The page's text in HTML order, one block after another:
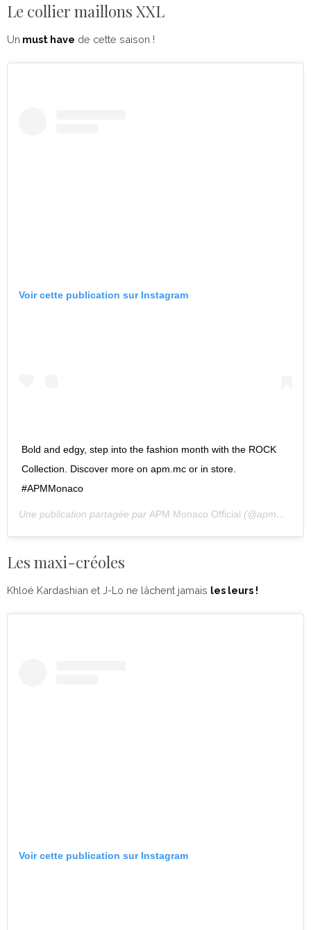
Le collier maillons XXL
Un must have de cette saison !
Voir cette publication sur Instagram
Bold and edgy, step into the fashion month with the ROCK
Collection. Discover more on apm.mc or in store.
#APMMonaco
Une publication partagée par APM Monaco Official (@apmmonaco) le
Les maxi-créoles
Khloé Kardashian et J-Lo ne lâchent jamais les leurs !
Voir cette publication sur Instagram